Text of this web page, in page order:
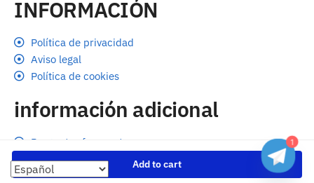
Add to cart
INFORMACIÓN
Política de privacidad
Aviso legal
Política de cookies
información adicional
Preguntas frecuentes
Seguimiento de envíos
Formas de pago
1